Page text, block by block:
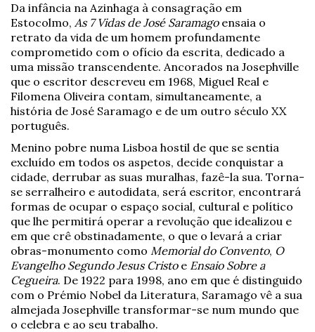
Da infância na Azinhaga à consagração em
Estocolmo, As 7 Vidas de José Saramagoensaia o
retrato da vida de um homem profundamente
comprometido com o ofício da escrita, dedicado a
uma missão transcendente. Ancorados na Josephville
que o escritor descreveu em 1968, Miguel Real e
Filomena Oliveira contam, simultaneamente, a
história de José Saramago e de um outro século XX
português.
Menino pobre numa Lisboa hostil de que se sentia
excluído em todos os aspetos, decide conquistar a
cidade, derrubar as suas muralhas, fazê-la sua. Torna-
se serralheiro e autodidata, será escritor, encontrará
formas de ocupar o espaço social, cultural e político
que lhe permitirá operar a revolução que idealizou e
em que crê obstinadamente, o que o levará a criar
obras-monumento como Memorial do Convento, O
Evangelho Segundo Jesus Cristoe Ensaio Sobre a
Cegueira. De 1922 para 1998, ano em que é distinguido
com o Prémio Nobel da Literatura, Saramago vê a sua
almejada Josephville transformar-se num mundo que
o celebra e ao seu trabalho.